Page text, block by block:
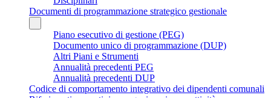
Documenti di programmazione strategico gestionale
Piano esecutivo di gestione (PEG)
Documento unico di programmazione (DUP)
Altri Piani e Strumenti
Annualità precedenti PEG
Annualità precedenti DUP
Codice di comportamento integrativo dei dipendenti comunali